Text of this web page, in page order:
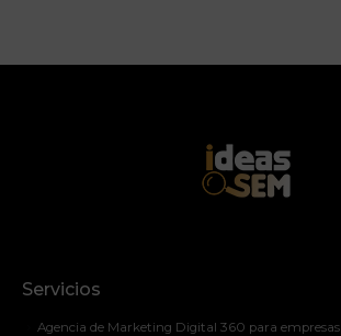
Servicios
Agencia de Marketing Digital 360 para empresas